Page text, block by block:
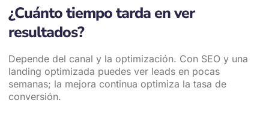
¿Cuánto tiempo tarda en ver
resultados?
Depende del canal y la optimización. Con SEO y una
landing optimizada puedes ver leads en pocas
semanas; la mejora continua optimiza la tasa de
conversión.